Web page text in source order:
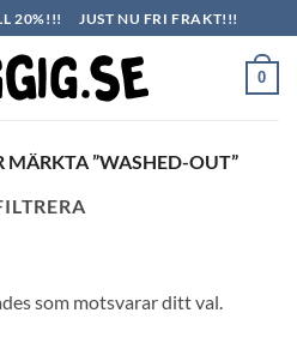
20%!!! JUST NU FRI FRAKT!!!
0
MÄRKTA ”WASHED-OUT”
som motsvarar ditt val.